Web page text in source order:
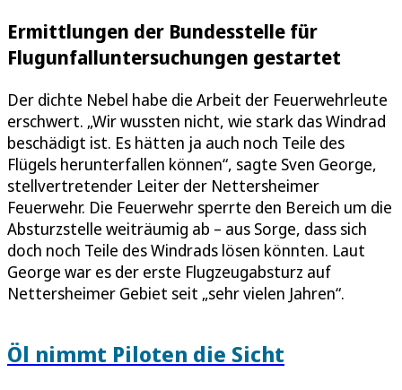
Ermittlungen der Bundesstelle für
Flugunfalluntersuchungen gestartet
Der dichte Nebel habe die Arbeit der Feuerwehrleute
erschwert. „Wir wussten nicht, wie stark das Windrad
beschädigt ist. Es hätten ja auch noch Teile des
Flügels herunterfallen können“, sagte Sven George,
stellvertretender Leiter der Nettersheimer
Feuerwehr. Die Feuerwehr sperrte den Bereich um die
Absturzstelle weiträumig ab – aus Sorge, dass sich
doch noch Teile des Windrads lösen könnten. Laut
George war es der erste Flugzeugabsturz auf
Nettersheimer Gebiet seit „sehr vielen Jahren“.
Öl nimmt Piloten die Sicht